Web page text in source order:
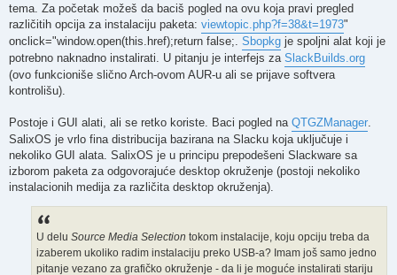
tema. Za početak možeš da baciš pogled na ovu koja pravi pregled
različitih opcija za instalaciju paketa: viewtopic.php?f=38&t=1973"
onclick="window.open(this.href);return false;. Sbopkg je spoljni alat koji je
potrebno naknadno instalirati. U pitanju je interfejs za SlackBuilds.org
(ovo funkcioniše slično Arch-ovom AUR-u ali se prijave softvera
kontrolišu).
Postoje i GUI alati, ali se retko koriste. Baci pogled na QTGZManager
SalixOS je vrlo fina distribucija bazirana na Slacku koja uključuje i
nekoliko GUI alata. SalixOS je u principu prepodešeni Slackware sa
izborom paketa za odgovorajuće desktop okruženje (postoji nekoliko
instalacionih medija za različita desktop okruženja).
U delu Source Media Selection tokom instalacije, koju opciju treba da
izaberem ukoliko radim instalaciju preko USB-a? Imam još samo jedno
pitanje vezano za grafičko okruženje - da li je moguće instalirati stariju